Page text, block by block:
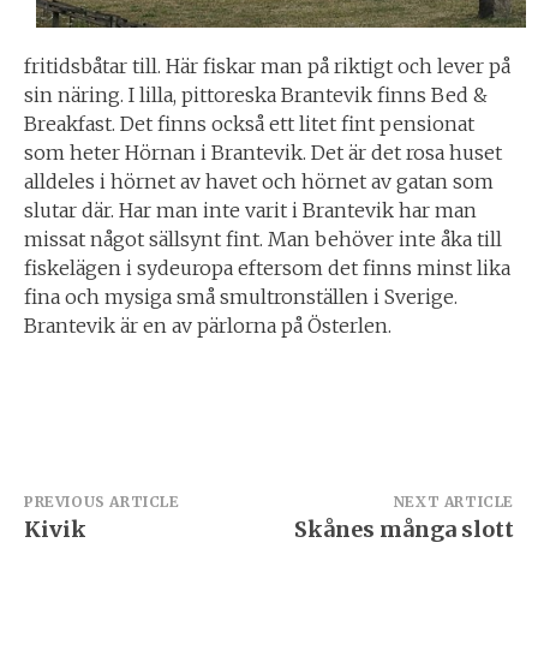
fritidsbåtar till. Här fiskar man på riktigt och lever på
sin näring. I lilla, pittoreska Brantevik finns Bed &
Breakfast. Det finns också ett litet fint pensionat
som heter Hörnan i Brantevik. Det är det rosa huset
alldeles i hörnet av havet och hörnet av gatan som
slutar där. Har man inte varit i Brantevik har man
missat något sällsynt fint. Man behöver inte åka till
fiskelägen i sydeuropa eftersom det finns minst lika
fina och mysiga små smultronställen i Sverige.
Brantevik är en av pärlorna på Österlen.
Inläggsnavigering
PREVIOUS ARTICLE
Kivik
NEXT ARTICLE
Skånes många slott